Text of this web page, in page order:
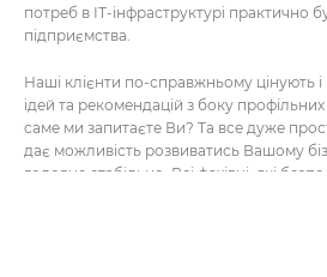
потреб в ІТ-інфраструктурі практично
підприємства.
Наші клієнти по-справжньому цінують
ідей та рекомендацій з боку профільних
саме ми запитаєте Ви? Та все дуже
дає можливість розвиватись Вашому
головне стабільно. Всі фахівці, які